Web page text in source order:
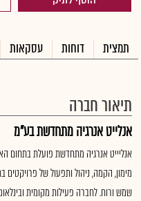
תמצית דוחות עסקאות
תיאור חברה
אנלייט אנרגיה מתחדשת בע"מ
אנליייט אנרגיה מתחדשת פועלת בתחום
מימון, הקמה, ניהול ותפעול של
שמש ורוח. לחברה פעילות מקומית